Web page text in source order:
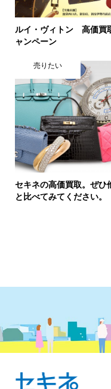
ルイ・ヴィトン 高価買
ャンペーン
売りたい
セキネの高価買取。ぜひ
と比べてみてください。